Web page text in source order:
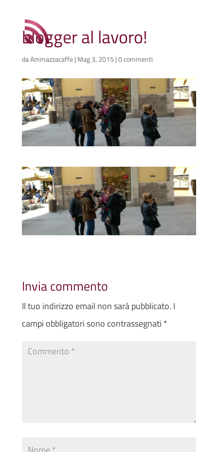
blogger al lavoro!
daAmmazzacaffe| Mag 3, 2015 |0 commenti
Invia commento
Il tuo indirizzo email non sarà pubblicato. I
campi obbligatori sono contrassegnati *